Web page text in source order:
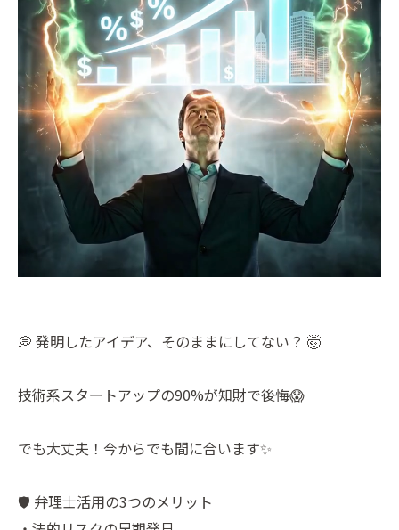
💭 発明したアイデア、そのままにしてない？ 🤯
技術系スタートアップの90%が知財で後悔😱
でも大丈夫！今からでも間に合います✨
🛡️ 弁理士活用の3つのメリット